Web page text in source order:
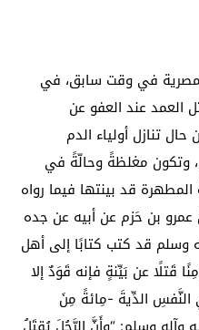
في وقت سابق، في
العمد عند العفو عن
تنازل أولياء الدم
مغلظةً وحالّةً في
قد بينتها فيما رواه
بن حَزم عن أبيه عن جده
وسلم قد كتب كتابًا إلى أهل
قَتلًا عن بَيِّنةٍ فإنه قَوَدٌ إلا
النَّفسِ الدِّيةَ -مِائةً مِنَ